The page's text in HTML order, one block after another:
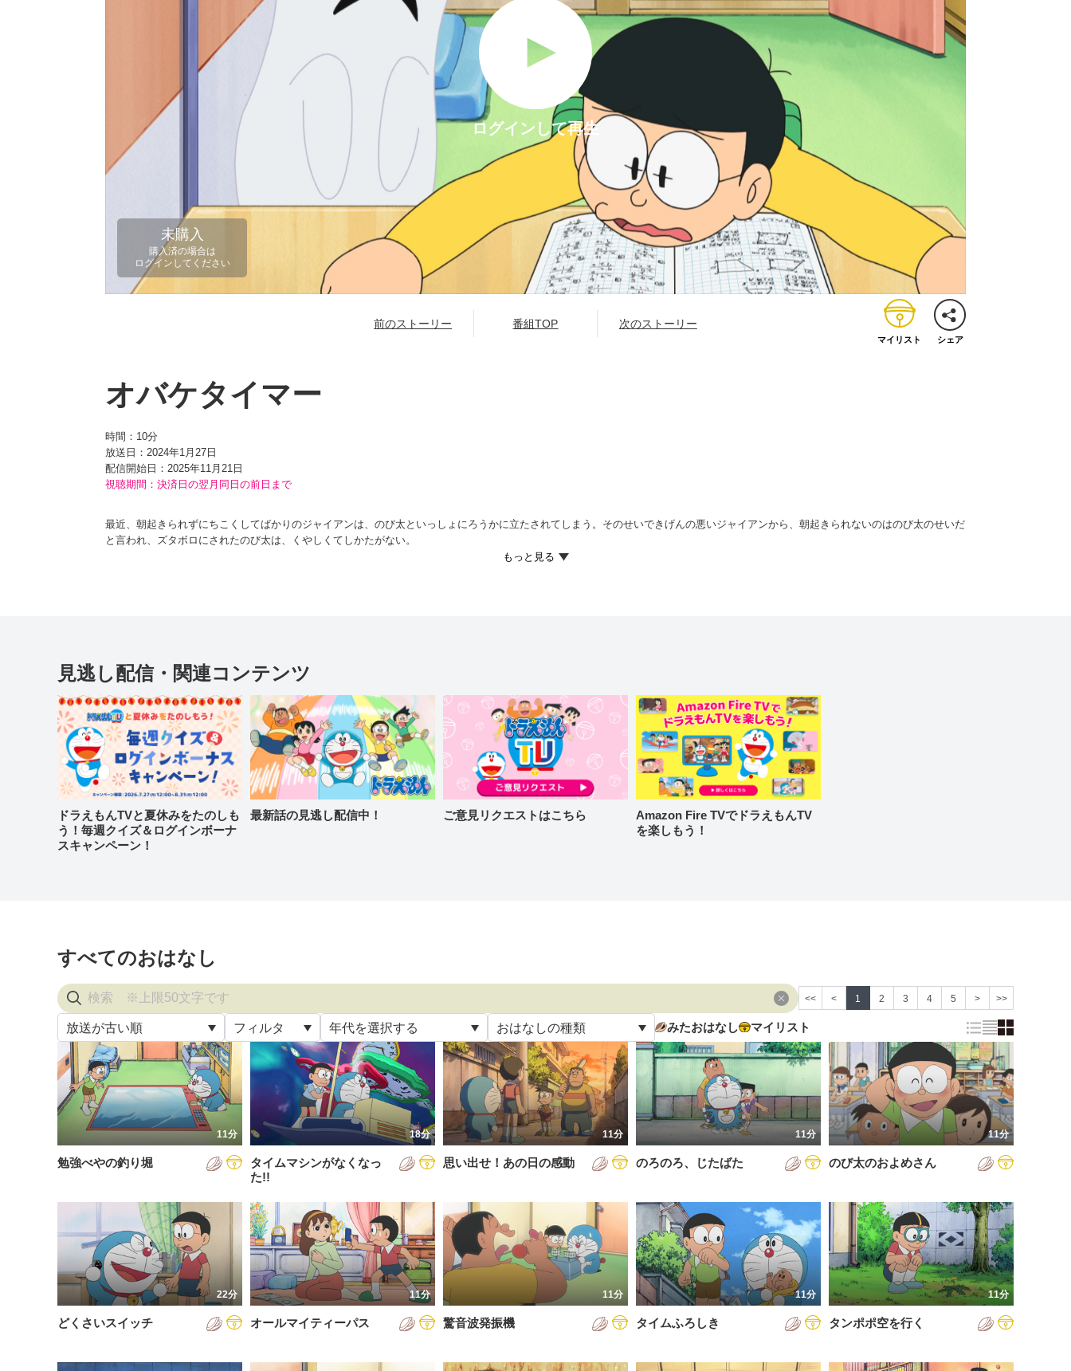
未購入
購入済の場合は
ログインしてください
ログインして再生
前のストーリー 番組TOP 次のストーリー
マイリスト シェア
オバケタイマー
時間： 10分
放送日：2024年1月27日
配信開始日： 2025年11月21日
視聴期間：決済日の翌月同日の前日まで
最近、朝起きられずにちこくしてばかりのジャイアンは、のび太といっしょにろうかに立たされてしまう。そのせいできげんの悪いジャイアンから、朝起きられないのはのび太のせいだ
と言われ、ズタボロにされたのび太は、くやしくてしかたがない。
家に帰ったとたん、先生から電話を受けたママに、すぐに宿題をして、夜はさっさと寝（ね）なさい！とおこられるが、気落ちしたのび太はそんな気分ではないから5分だけ休ませてと
見逃し配信・関連コンテンツ
ドラえもんTVと夏休みをたのしも
う！毎週クイズ＆ログインボーナ
スキャンペーン！
最新話の見逃し配信中！ ご意見リクエストはこちら
Amazon Fire TVでドラえもんTV
を楽しもう！
すべてのおはなし
<< < 1 2 3 4 5 > >>
放送が古い順
放送が古い順
放送が新しい順
配信が古い順
配信が新しい順
あいうえお順(降順)
動画が長い順
動画が短い順
フィルタ
すべて
視聴済み
年代を選択する
すべて
2005年
2006年
2007年
2009年
2010年
2011年
2012年
2013年
おはなしの種類
すべて
通常回
誕生日スペシャル
みたおはなし マイリスト
11分
勉強べやの釣り堀
18分
タイムマシンがなくなっ
た!!
11分
思い出せ！あの日の感動
11分
のろのろ、じたばた
11分
のび太のおよめさん
22分
どくさいスイッチ
11分
オールマイティーパス
11分
驚音波発振機
11分
タイムふろしき
11分
タンポポ空を行く